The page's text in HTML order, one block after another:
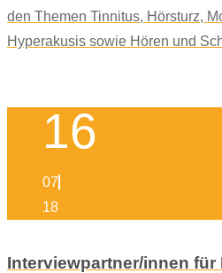
den Themen Tinnitus, Hörsturz,
Hyperakusis sowie Hören und
16
07
18
Interviewpartner/innen